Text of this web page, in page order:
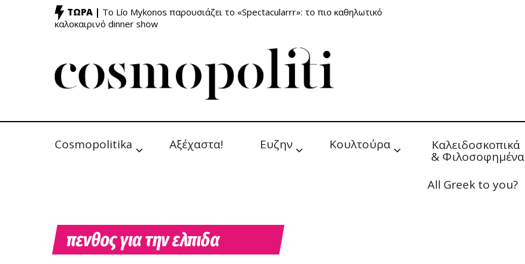
ΤΩΡΑ | Το Lío Mykonos παρουσιάζει το «Spectacularrr»: το πιο καθηλωτικό
καλοκαιρινό dinner show
Cosmopolitika Αξέχαστα! Ευζην Κουλτούρα Καλειδοσκοπικά
& Φιλοσοφημένα
All Greek to you?
πενθος για την ελπιδα